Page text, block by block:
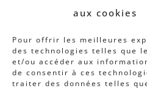
aux cookies
Pour offrir les meilleures
des technologies telles que
et/ou accéder aux
de consentir à ces
traiter des données telles
Rapports et analyses
Articles